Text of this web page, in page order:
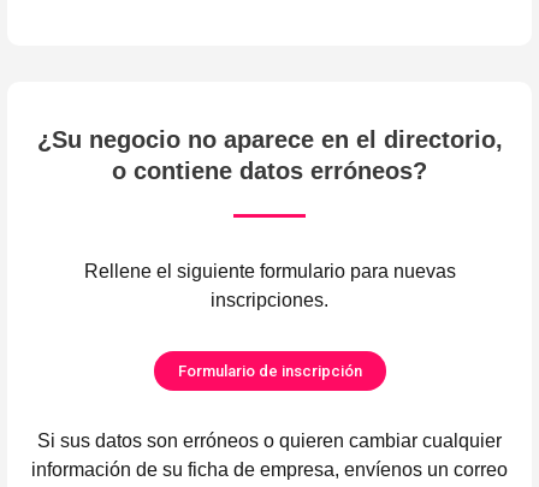
¿Su negocio no aparece en el directorio,
o contiene datos erróneos?
Rellene el siguiente formulario para nuevas
inscripciones.
Formulario de inscripción
Si sus datos son erróneos o quieren cambiar cualquier
información de su ficha de empresa, envíenos un correo